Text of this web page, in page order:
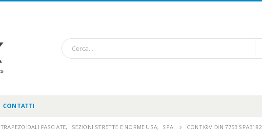
CONTATTI
TRAPEZOIDALI FASCIATE, SEZIONI STRETTE E NORME USA, SPA CONTI®V DIN 7753 SPA3182